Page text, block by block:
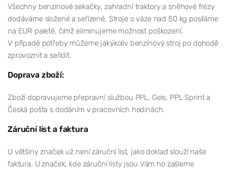
Všechny benzínové sekačky, zahradní traktory a sněhové frézy
dodáváme složené a seřízené. Stroje o váze nad 50 kg posíláme
na EUR paletě, čímž eliminujeme možnost poškození.
V případě potřeby můžeme jakýkoliv benzínový stroj po dohodě
zprovoznit a seřídit.
Doprava zboží:
Zboží dopravujeme přepravní službou PPL, Geis, PPL Sprint a
Česká pošta s dodáním v pracovních hodinách.
Záruční list a faktura
U většiny značek už není záruční list, jako doklad slouží naše
faktura. U značek, kde záruční listy jsou Vám ho zašleme